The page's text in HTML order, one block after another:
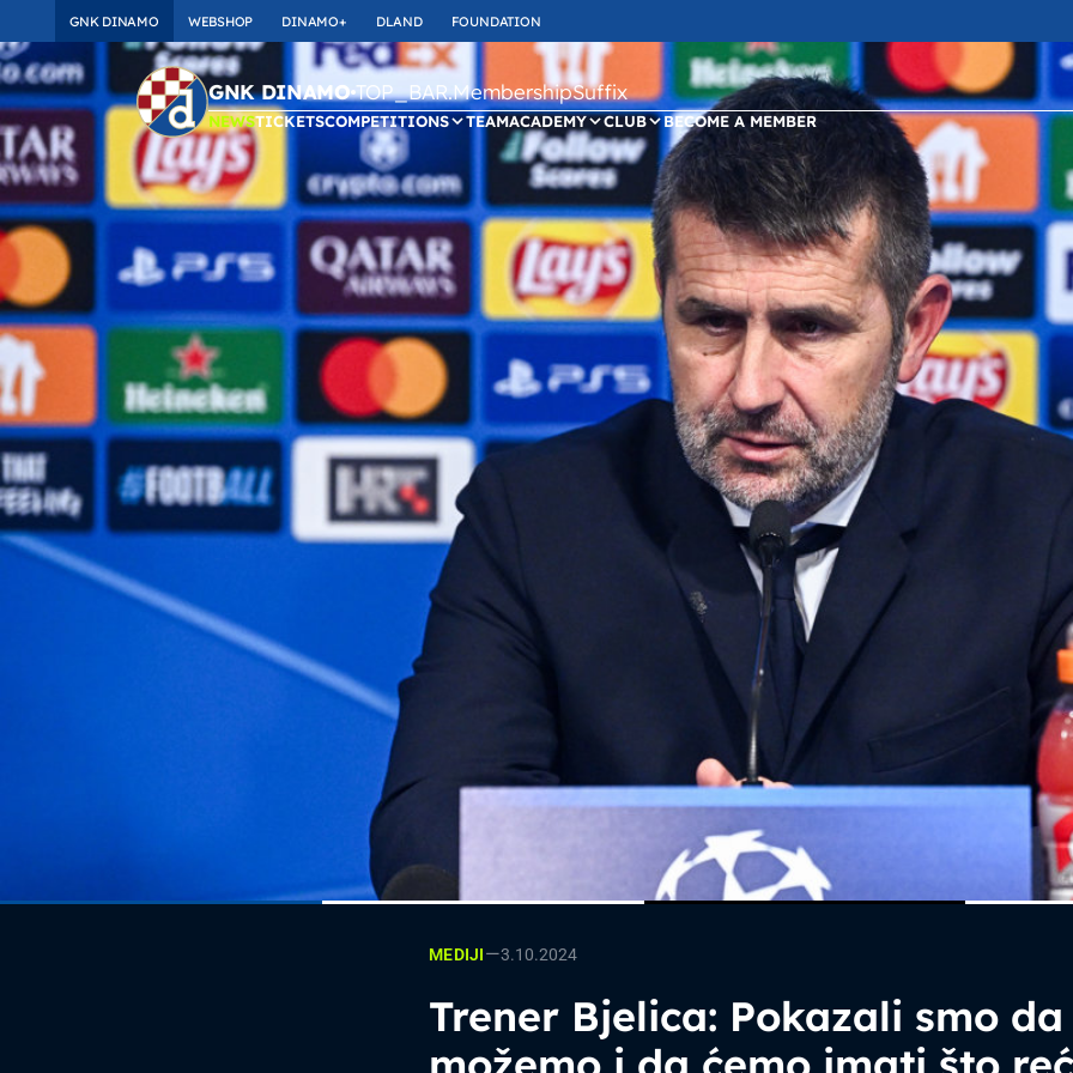
GNK DINAMO WEBSHOP DINAMO+ DLAND FOUNDATION
GNK DINAMOTOP_BAR.MembershipSuffix
NEWSTICKETSCOMPETITIONS TEAMACADEMY CLUB BECOME A MEMBER
MEDIJI—3.10.2024
Trener Bjelica: Pokazali smo da